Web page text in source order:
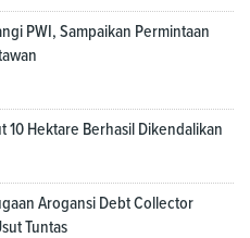
PWI, Sampaikan Permintaan
10 Hektare Berhasil Dikendalikan
Arogansi Debt Collector
Tuntas